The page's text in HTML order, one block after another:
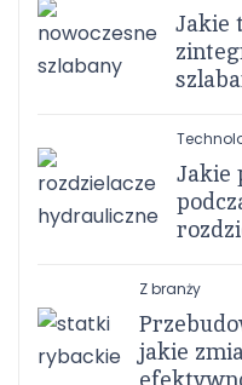
Jakie
Jakie
Z branży
jakie